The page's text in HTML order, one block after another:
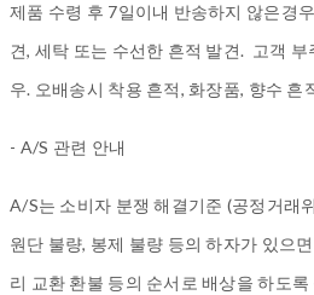
제품 수령 후 7일이내 반송하지 않은경
견, 세탁 또는 수선한 흔적 발견. 고객
우. 오배송시 착용 흔적, 화장품, 향수 흔
- A/S 관련 안내
A/S는 소비자 분쟁 해결기준 (공정거래
원단 불량, 봉제 불량 등의 하자가 있으
리 교환 환불 등의 순서로 배상을 하도